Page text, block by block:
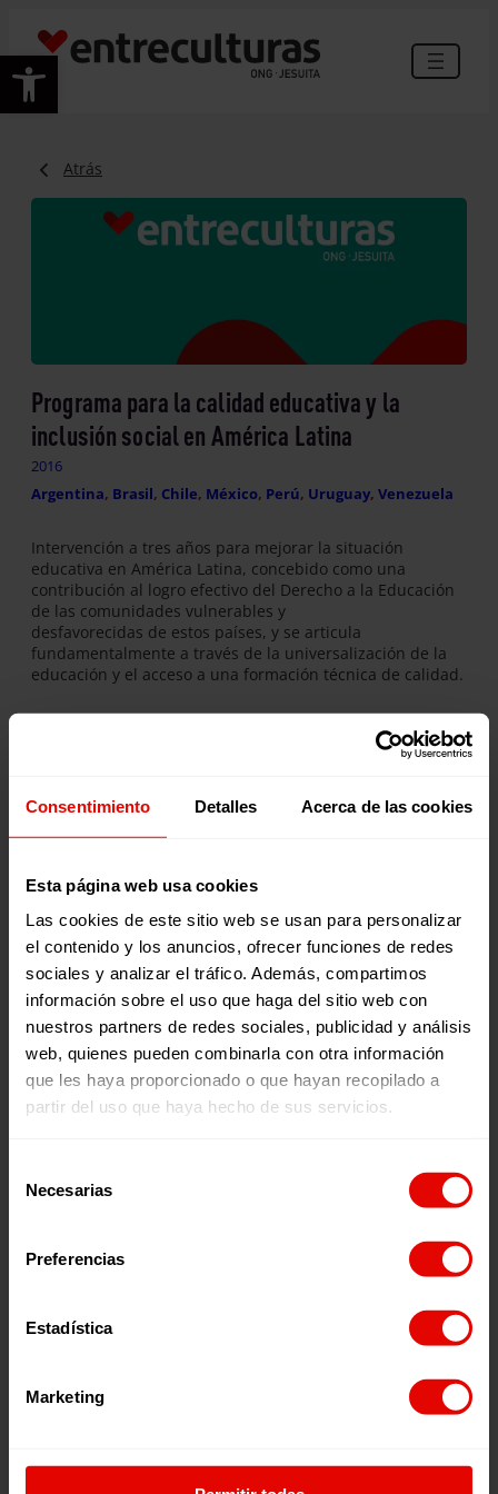
Consentimiento Detalles Acerca de las cookies
Esta página web usa cookies
Las cookies de este sitio web se usan para personalizar
el contenido y los anuncios, ofrecer funciones de redes
sociales y analizar el tráfico. Además, compartimos
información sobre el uso que haga del sitio web con
nuestros partners de redes sociales, publicidad y análisis
web, quienes pueden combinarla con otra información
que les haya proporcionado o que hayan recopilado a
partir del uso que haya hecho de sus servicios.
Necesarias
Preferencias
Estadística
Marketing
Abrir barra de herramientas
Atrás
Programa para la calidad educativa y la
inclusión social en América Latina
2016
Argentina, Brasil, Chile, México, Perú, Uruguay, Venezuela
Intervención a tres años para mejorar la situación
educativa en América Latina, concebido como una
contribución al logro efectivo del Derecho a la Educación
de las comunidades vulnerables y
desfavorecidas de estos países, y se articula
fundamentalmente a través de la universalización de la
educación y el acceso a una formación técnica de calidad.
POBLACIONES ÉTNICAS
DESPLAZAMIENTO
CUALQUIER OTRA
MOVILIDAD POR
COLOMBIANO, A TRAVÉS
25 Mayo 2026
Venezuela
PROTECTORAS PARA
MEJORAR LA
UN SISTEMA EDUCATIVO
DE CALIDAD EN ZONAS
FRONTERIZAS EN
C/ Maldonado, 1. Planta 3.
28006 – Madrid